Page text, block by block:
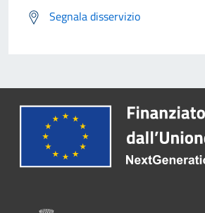
Segnala disservizio